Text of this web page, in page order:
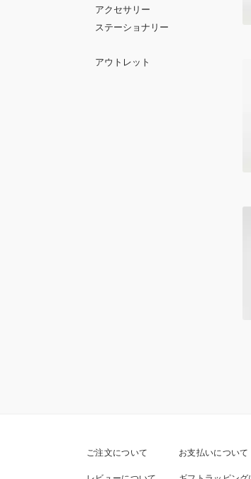
アクセサリー
ステーショナリー
アウトレット
ご注文について お支払いについて